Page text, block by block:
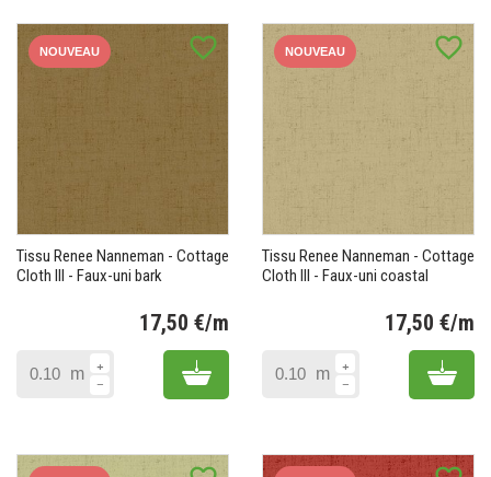
favorite_border
NOUVEAU
Tissu Renee Nanneman - Cottage
Cloth III - Faux-uni bark
17,50 €/m
m Add to cart
favorite_border
NOUVEAU
Tissu Renee Nanneman - Cottage
Cloth III - Faux-uni coastal
17,50 €/m
m Add